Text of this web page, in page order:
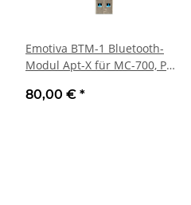
Emotiva BTM-1 Bluetooth-
Modul Apt-X für MC-700, PT-
80,00 € *